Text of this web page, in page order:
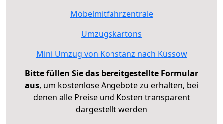
Möbelmitfahrzentrale
Umzugskartons
Mini Umzug von Konstanz nach Küssow
Bitte füllen Sie das bereitgestellte Formular
aus, um kostenlose Angebote zu erhalten, bei
denen alle Preise und Kosten transparent
dargestellt werden